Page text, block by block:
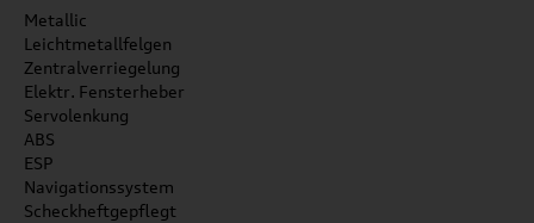
Metallic
Leichtmetallfelgen
Zentralverriegelung
Elektr. Fensterheber
Servolenkung
ABS
ESP
Navigationssystem
Scheckheftgepflegt